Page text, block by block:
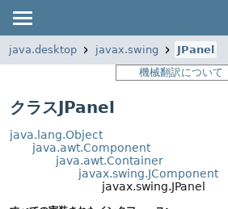
java.desktop javax.swing
JPanel
機械翻訳について
クラスJPanel
java.lang.Object
java.awt.Component
java.awt.Container
javax.swing.JComponent
javax.swing.JPanel